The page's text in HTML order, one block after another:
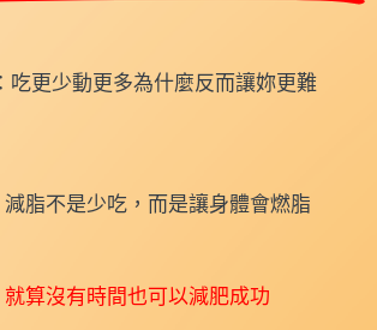
吃更少動更多為什麼反而讓妳更難
減脂不是少吃，而是讓身體會燃脂
就算沒有時間也可以減肥成功